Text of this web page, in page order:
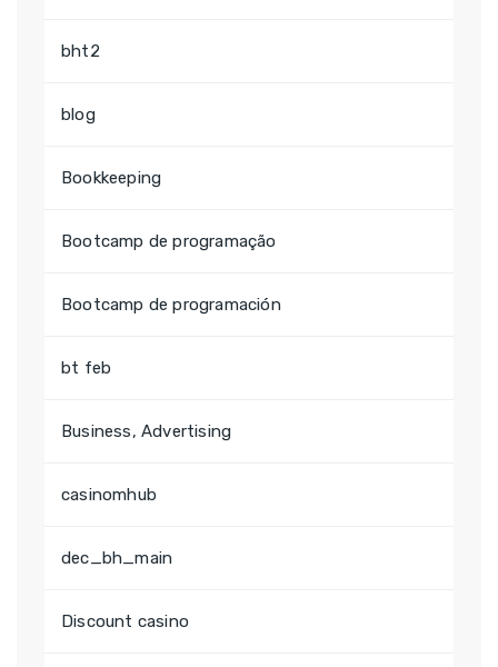
bht2
blog
Bookkeeping
Bootcamp de programação
Bootcamp de programación
bt feb
Business, Advertising
casinomhub
dec_bh_main
Discount casino